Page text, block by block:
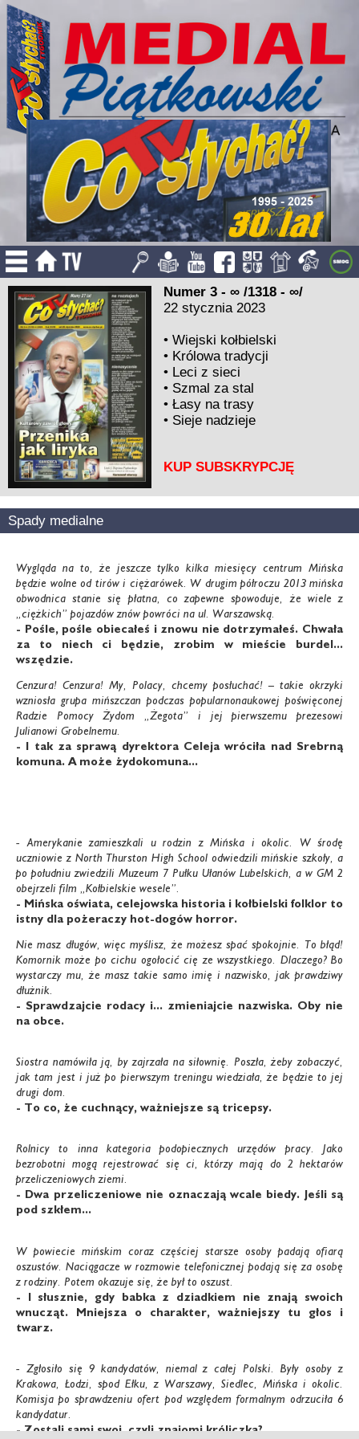
Numer 3 - ∞ /1318 - ∞/
22 stycznia 2023
•Wiejski kołbielski
• Królowa tradycji
• Leci z sieci
• Szmal za stal
•Łasy na trasy
• Sieje nadzieje
KUP SUBSKRYPCJĘ
Spady medialne
Wygląda na to, że jeszcze tylko kilka miesięcy centrum Mińska
będzie wolne od tirów i ciężarówek. W drugim półroczu 2013 mińska
obwodnica stanie się płatna, co zapewne spowoduje, że wiele z
„ciężkich” pojazdów znów powróci na ul. Warszawską.
- Pośle, pośle obiecałeś i znowu nie dotrzymałeś. Chwała
za to niech ci będzie, zrobim w mieście burdel...
wszędzie.
Cenzura! Cenzura! My, Polacy, chcemy posłuchać! – takie okrzyki
wzniosła grupa mińszczan podczas popularnonaukowej poświęconej
Radzie Pomocy Żydom „Żegota” i jej pierwszemu prezesowi
Julianowi Grobelnemu.
- I tak za sprawą dyrektora Celeja wróciła nad Srebrną
komuna. A może żydokomuna...
- Amerykanie zamieszkali u rodzin z Mińska i okolic. W środę
uczniowie z North Thurston High School odwiedzili mińskie szkoły, a
po południu zwiedzili Muzeum 7 Pułku Ułanów Lubelskich, a w GM 2
obejrzeli film „Kołbielskie wesele”.
- Mińska oświata, celejowska historia i kołbielski folklor to
istny dla pożeraczy hot-dogów horror.
Nie masz długów, więc myślisz, że możesz spać spokojnie. To błąd!
Komornik może po cichu ogołocić cię ze wszystkiego. Dlaczego? Bo
wystarczy mu, że masz takie samo imię i nazwisko, jak prawdziwy
dłużnik.
- Sprawdzajcie rodacy i... zmieniajcie nazwiska. Oby nie
na obce.
Siostra namówiła ją, by zajrzała na siłownię. Poszła, żeby zobaczyć,
jak tam jest i już po pierwszym treningu wiedziała, że będzie to jej
drugi dom.
- To co, że cuchnący, ważniejsze są tricepsy.
Rolnicy to inna kategoria podopiecznych urzędów pracy. Jako
bezrobotni mogą rejestrować się ci, którzy mają do 2 hektarów
przeliczeniowych ziemi.
- Dwa przeliczeniowe nie oznaczają wcale biedy. Jeśli są
pod szkłem...
W powiecie mińskim coraz częściej starsze osoby padają ofiarą
oszustów. Naciągacze w rozmowie telefonicznej podają się za osobę
z rodziny. Potem okazuje się, że był to oszust.
- I słusznie, gdy babka z dziadkiem nie znają swoich
wnucząt. Mniejsza o charakter, ważniejszy tu głos i
twarz.
- Zgłosiło się 9 kandydatów, niemal z całej Polski. Były osoby z
Krakowa, Łodzi, spod Ełku, z Warszawy, Siedlec, Mińska i okolic.
Komisja po sprawdzeniu ofert pod względem formalnym odrzuciła 6
kandydatur.
- Zostali sami swoi, czyli znajomi króliczka?